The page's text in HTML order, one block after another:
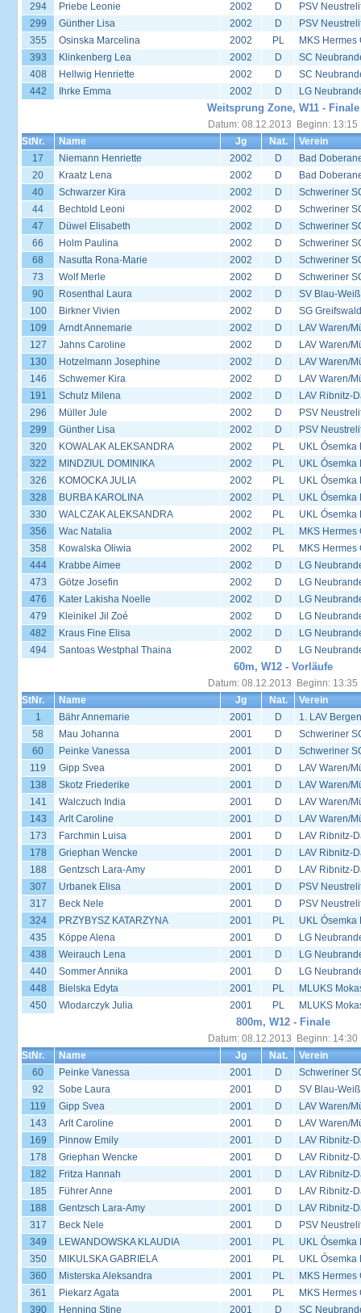
294
Priebe Leonie 2002 D
PSV
299
Günther Lisa 2002 D
PSV
355
Osinska Marcelina 2002 PL
MKS Hermes
393
Klinkenberg Lea 2002 D
SC
408
Hellwig Henriette 2002 D
SC
442
Ihrke Emma 2002 D LG
Weitsprung Zone, W11 - Finale
Datum: 08.12.2013 Beginn: 13:15
StNr.
Name Jg Nat.
Verein
17
Niemann Henriette 2002 D
Bad
20
Kraatz Lena 2002 D
Bad
40
Schwarzer Kira 2002 D
Schweriner
44
Bechtold Leoni 2002 D
Schweriner
47
Düwel Elisabeth 2002 D
Schweriner
66
Holm Paulina 2002 D
Schweriner
68
Nasutta Rona-Marie 2002 D
Schweriner
73
Wolf Merle 2002 D
Schweriner
90
Rosenthal Laura 2002 D
SV Blau-
100
Birkner Vivien 2002 D
SG Greifswald
109
Arndt Annemarie 2002 D
LAV Waren/
127
Jahns Caroline 2002 D
LAV Waren/
130
Hotzelmann Josephine 2002 D
LAV Waren/
146
Schwemer Kira 2002 D
LAV Waren/
191
Schulz Milena 2002 D
LAV Ribnitz-
296
Müller Jule 2002 D
PSV
299
Günther Lisa 2002 D
PSV
320
KOWALAK ALEKSANDRA 2002 PL
UKL Ósemka
322
MINDZIUL DOMINIKA 2002 PL
UKL Ósemka
326
KOMOCKA JULIA 2002 PL
UKL Ósemka
328
BURBA KAROLINA 2002 PL
UKL Ósemka
330
WALCZAK ALEKSANDRA 2002 PL
UKL Ósemka
356
Wac Natalia 2002 PL
MKS Hermes
358
Kowalska Oliwia 2002 PL
MKS Hermes
444
Krabbe Aimee 2002 D
LG
473
Götze Josefin 2002 D
LG
476
Kater Lakisha Noelle 2002 D
LG
479
Kleinikel Jil Zoé 2002 D
LG
482
Kraus Fine Elisa 2002 D
LG
494
Santoas Westphal Thaina 2002 D LG
60m, W12 - Vorläufe
Datum: 08.12.2013 Beginn: 13:35
StNr.
Name Jg Nat.
Verein
1
Bähr Annemarie 2001 D
1. LAV Bergen
58
Mau Johanna 2001 D
Schweriner
60
Peinke Vanessa 2001 D
Schweriner
119
Gipp Svea 2001 D
LAV Waren/
138
Skotz Friederike 2001 D
LAV Waren/
141
Walczuch India 2001 D
LAV Waren/
143
Arlt Caroline 2001 D
LAV Waren/
173
Farchmin Luisa 2001 D
LAV Ribnitz-
178
Griephan Wencke 2001 D
LAV Ribnitz-
188
Gentzsch Lara-Amy 2001 D
LAV Ribnitz-
307
Urbanek Elisa 2001 D
PSV
317
Beck Nele 2001 D
PSV
324
PRZYBYSZ KATARZYNA 2001 PL
UKL Ósemka
435
Köppe Alena 2001 D
LG
438
Weirauch Lena 2001 D
LG
440
Sommer Annika 2001 D
LG
448
Bielska Edyta 2001 PL
MLUKS
450
Wlodarczyk Julia 2001 PL MLUKS
800m, W12 - Finale
Datum: 08.12.2013 Beginn: 14:30
StNr.
Name Jg Nat.
Verein
60
Peinke Vanessa 2001 D
Schweriner
92
Sobe Laura 2001 D
SV Blau-
119
Gipp Svea 2001 D
LAV Waren/
143
Arlt Caroline 2001 D
LAV Waren/
169
Pinnow Emily 2001 D
LAV Ribnitz-
178
Griephan Wencke 2001 D
LAV Ribnitz-
182
Fritza Hannah 2001 D
LAV Ribnitz-
185
Führer Anne 2001 D
LAV Ribnitz-
188
Gentzsch Lara-Amy 2001 D
LAV Ribnitz-
317
Beck Nele 2001 D
PSV
349
LEWANDOWSKA KLAUDIA 2001 PL
UKL Ósemka
350
MIKULSKA GABRIELA 2001 PL
UKL Ósemka
360
Misterska Aleksandra 2001 PL
MKS Hermes
361
Piekarz Agata 2001 PL
MKS Hermes
390
Henning Stine 2001 D SC